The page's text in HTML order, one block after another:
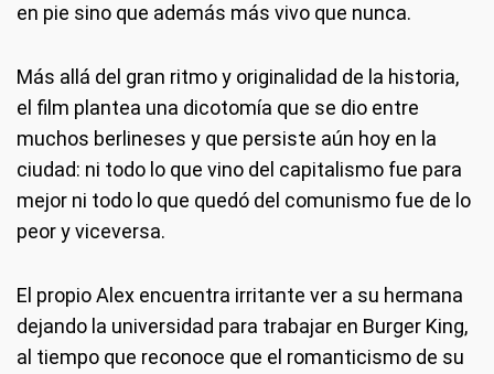
en pie sino que además más vivo que nunca.
Más allá del gran ritmo y originalidad de la historia,
el film plantea una dicotomía que se dio entre
muchos berlineses y que persiste aún hoy en la
ciudad: ni todo lo que vino del capitalismo fue para
mejor ni todo lo que quedó del comunismo fue de lo
peor y viceversa.
El propio Alex encuentra irritante ver a su hermana
dejando la universidad para trabajar en Burger King,
al tiempo que reconoce que el romanticismo de su